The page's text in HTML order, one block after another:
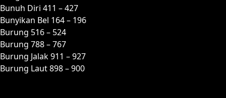
Bunuh Diri 411 – 427
Bunyikan Bel 164 – 196
Burung 516 – 524
Burung 788 – 767
Burung Jalak 911 – 927
Burung Laut 898 – 900